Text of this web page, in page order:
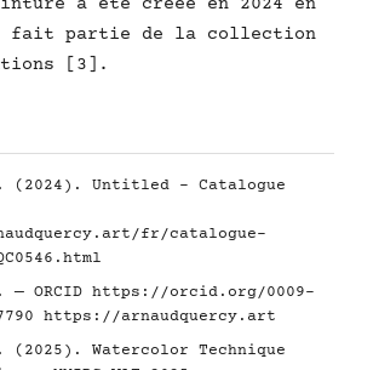
a été créée en 2024 en
fait partie de la collection
[3].
(2024). Untitled - Catalogue
fr/catalogue-
ORCID https://orcid.org/0009-
https://arnaudquercy.art
(2025). Watercolor Technique